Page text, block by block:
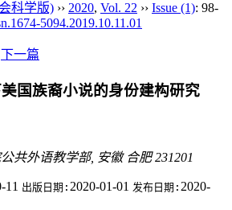
科学版) ›› 2020, Vol. 22 ›› Issue (1): 98-
5094.2019.10.11.01
下一篇
国族裔小说的身份建构研究
共外语教学部, 安徽 合肥 231201
11 出版日期: 2020-01-01 发布日期: 2020-